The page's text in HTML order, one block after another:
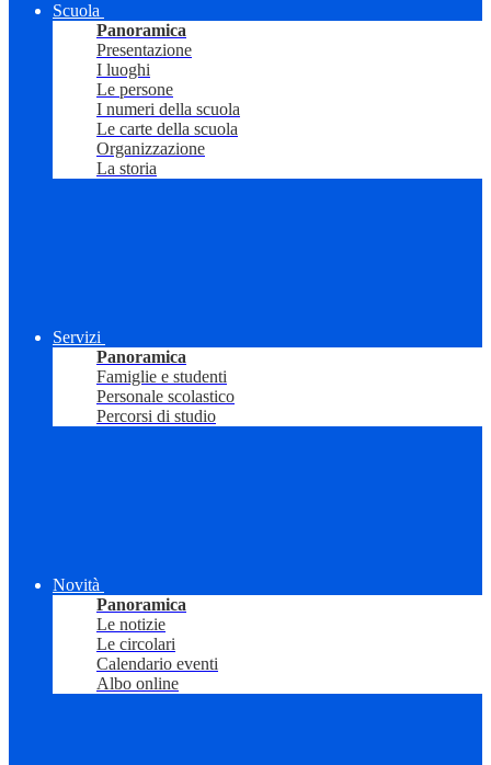
Scuola
Panoramica
Presentazione
I luoghi
Le persone
I numeri della scuola
Le carte della scuola
Organizzazione
La storia
Servizi
Panoramica
Famiglie e studenti
Personale scolastico
Percorsi di studio
Novità
Panoramica
Le notizie
Le circolari
Calendario eventi
Albo online